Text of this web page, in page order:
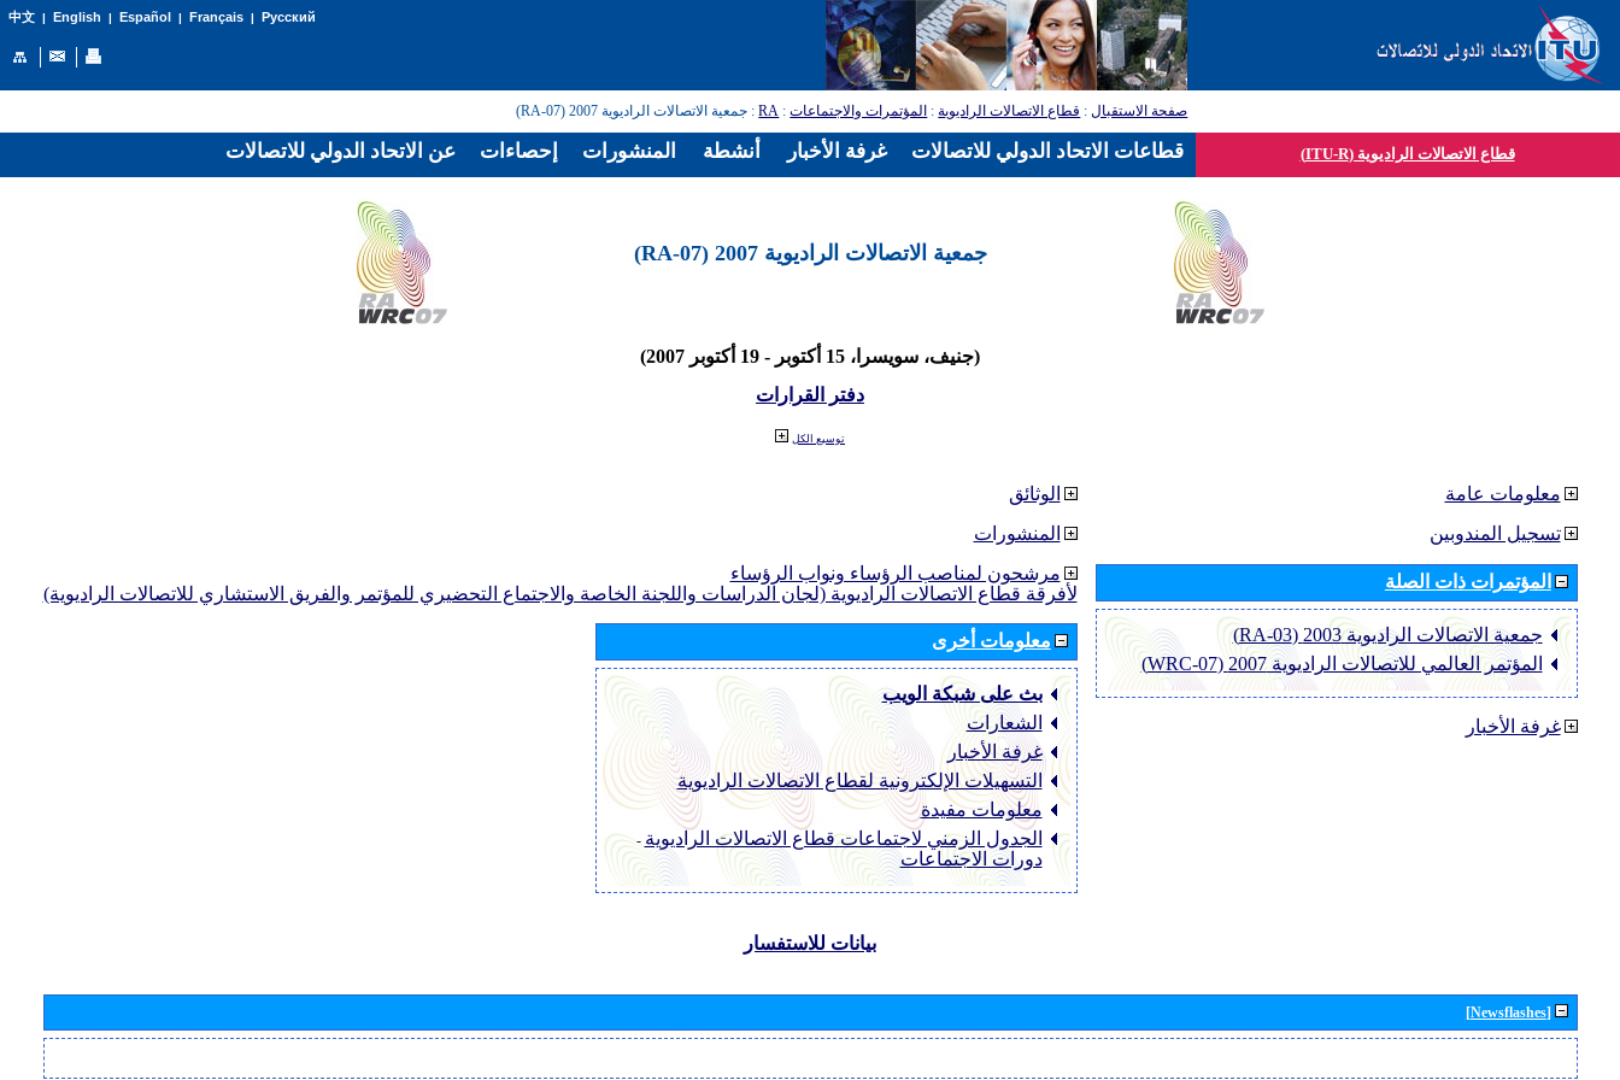
中文| English | Español | Français| Русский
صفحة الاستقبال: قطاع الاتصالات الراديوية: المؤتمرات والاجتماعات:
RA: جمعية الاتصالات الراديوية 2007 (RA-07)
قطاع الاتصالات الراديوية (ITU-R)
جمعية الاتصالات الراديوية 2007 (RA-07)
(جنيف، سويسرا، 15 أكتوبر - 19 أكتوبر 2007)
دفتر القرارات
توسيع الكل
الوثائق
المنشورات
مرشحون لمناصب الرؤساء ونواب الرؤساء
لأفرقة قطاع الاتصالات الراديوية (لجان الدراسات واللجنة الخاصة والاجتماع التحضيري للمؤتمر والفريق الاستشاري للاتصالات الراديوية)
معلومات أخرى
بث على شبكة الويب
الشعارات
غرفة الأخبار
التسهيلات الإلكترونية لقطاع الاتصالات الراديوية
معلومات مفيدة
الجدول الزمني لاجتماعات قطاع الاتصالات الراديوية -
دورات الاجتماعات
معلومات عامة
تسجيل المندوبين
المؤتمرات ذات الصلة
جمعية الاتصالات الراديوية 2003 (RA-03)
المؤتمر العالمي للاتصالات الراديوية 2007 (WRC-07)
غرفة الأخبار
بيانات للاستفسار
[Newsflashes]
عن الاتحاد الدولي للاتصالات إحصاءات المنشورات أنشطة غرفة الأخبار قطاعات الاتحاد الدولي للاتصالات